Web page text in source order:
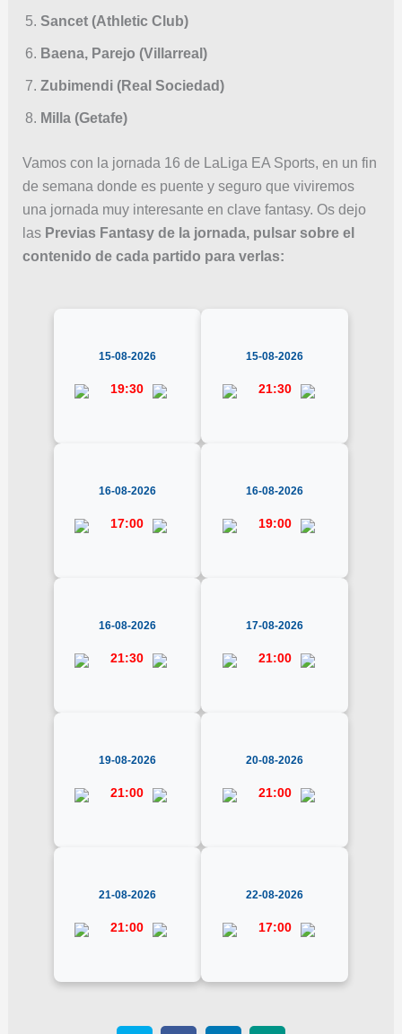
Sancet (Athletic Club)
Baena, Parejo (Villarreal)
Zubimendi (Real Sociedad)
Milla (Getafe)
Vamos con la jornada 16 de LaLiga EA Sports, en un fin
de semana donde es puente y seguro que viviremos
una jornada muy interesante en clave fantasy. Os dejo
las Previas Fantasy de la jornada, pulsar sobre el
contenido de cada partido para verlas:
15-08-2026
19:30
15-08-2026
21:30
16-08-2026
17:00
16-08-2026
19:00
16-08-2026
21:30
17-08-2026
21:00
19-08-2026
21:00
20-08-2026
21:00
21-08-2026
21:00
22-08-2026
17:00